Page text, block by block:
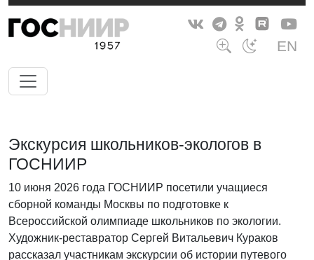
EN
Экскурсия школьников-экологов в
ГОСНИИР
10 июня 2026 года ГОСНИИР посетили учащиеся
сборной команды Москвы по подготовке к
Всероссийской олимпиаде школьников по экологии.
Художник-реставратор Сергей Витальевич Кураков
рассказал участникам экскурсии об истории путевого